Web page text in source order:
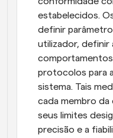
estabelecidos.
definir
utilizador, definir
protocolos para
sistema. Tais
cada membro
seus limites
precisão e a